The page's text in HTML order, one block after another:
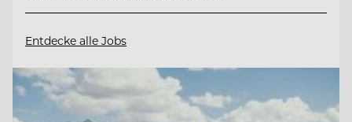
Entdecke alle Jobs